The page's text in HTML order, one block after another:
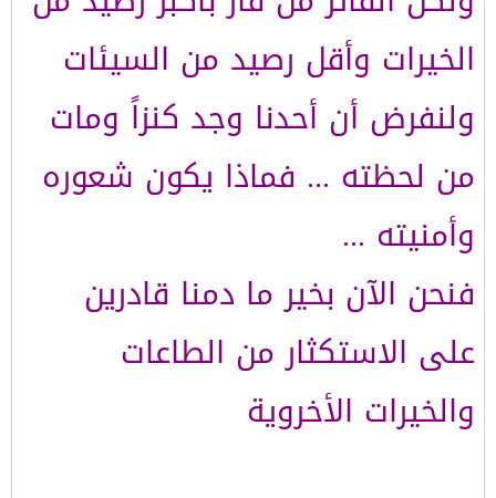
الخيرات وأقل رصيد من السيئات
ولنفرض أن أحدنا وجد كنزاً ومات
من لحظته ... فماذا يكون شعوره
وأمنيته ...
فنحن الآن بخير ما دمنا قادرين
على الاستكثار من الطاعات
والخيرات الأخروية